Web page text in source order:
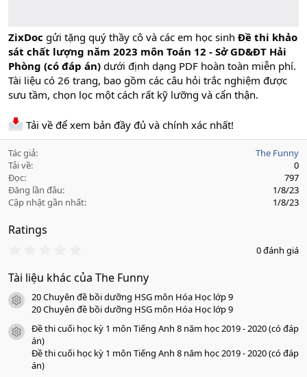
ZixDoc gửi tặng quý thầy cô và các em học sinh Đề thi khảo
sát chất lượng năm 2023 môn Toán 12 - Sở GD&ĐT Hải
Phòng (có đáp án) dưới định dạng PDF hoàn toàn miễn phí.
Tài liệu có 26 trang, bao gồm các câu hỏi trắc nghiệm được
sưu tầm, chọn lọc một cách rất kỹ lưỡng và cẩn thận.
Tải về để xem bản đầy đủ và chính xác nhất!
Tác giả
The Funny
Tải về
0
Đọc
797
Đăng lần đầu
1/8/23
Cập nhật gần nhất
1/8/23
Ratings
0
0
s
a
o
0 đánh giá
Tài liệu khác của The Funny
icon tài liệu
20 Chuyên đề bồi dưỡng HSG môn Hóa Học lớp 9
20 Chuyên đề bồi dưỡng HSG môn Hóa Học lớp 9
icon tài liệu
Đề thi cuối học kỳ 1 môn Tiếng Anh 8 năm học 2019 - 2020 (có đáp
án)
Đề thi cuối học kỳ 1 môn Tiếng Anh 8 năm học 2019 - 2020 (có đáp
án)